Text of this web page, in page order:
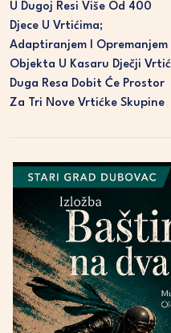
U Dugoj Resi Više Od 400
Djece U Vrtićima;
Adaptiranjem I Opremanjem
Objekta U Kasaru Dječji Vrtić
Duga Resa Dobit Će Prostor
Za Tri Nove Vrtićke Skupine